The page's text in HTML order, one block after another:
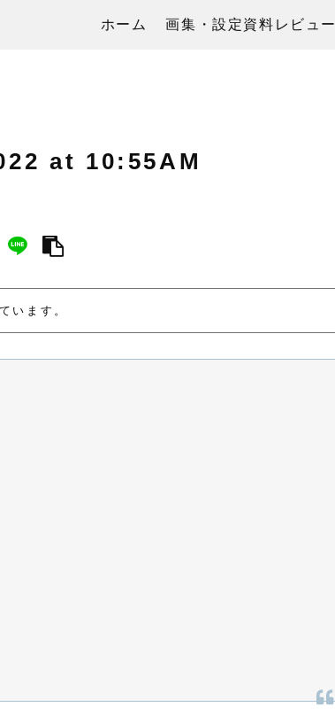
ホーム 画集・設定資料レビュー
at 10:55AM
います。